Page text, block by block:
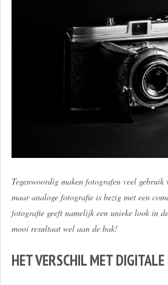
Tegenwoordig maken fotografen veel gebruik
maar analoge fotografie is bezig met een
fotografie geeft namelijk een unieke look in
mooi resultaat wel aan de bak!
HET VERSCHIL MET